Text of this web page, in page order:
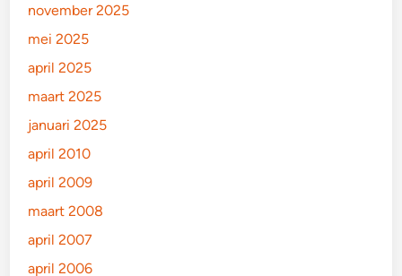
november 2025
mei 2025
april 2025
maart 2025
januari 2025
april 2010
april 2009
maart 2008
april 2007
april 2006